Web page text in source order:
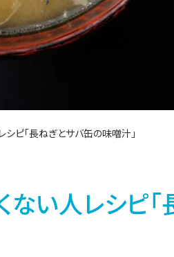
ピ「長ねぎとサバ缶の味噌󠄀汁」
い人レシピ「